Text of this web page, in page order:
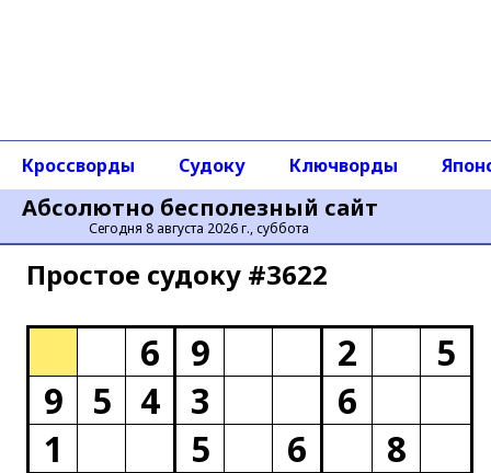
Абсолютно бесполезный сайт
Сегодня 8 августа 2026 г., суббота
Кроссворды Судоку Ключворды
Простое cудоку #3622
6 9 2
5
9
5 4 3
6
1
5 6
8